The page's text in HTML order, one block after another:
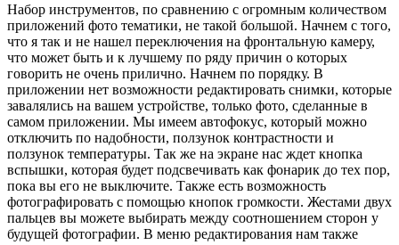
Набор инструментов, по сравнению с огромным количеством
приложений фото тематики, не такой большой. Начнем с того,
что я так и не нашел переключения на фронтальную камеру,
что может быть и к лучшему по ряду причин о которых
говорить не очень прилично. Начнем по порядку. В
приложении нет возможности редактировать снимки, которые
завалялись на вашем устройстве, только фото, сделанные в
самом приложении. Мы имеем автофокус, который можно
отключить по надобности, ползунок контрастности и
ползунок температуры. Так же на экране нас ждет кнопка
вспышки, которая будет подсвечивать как фонарик до тех пор,
пока вы его не выключите. Также есть возможность
фотографировать с помощью кнопок громкости. Жестами двух
пальцев вы можете выбирать между соотношением сторон у
будущей фотографии. В меню редактирования нам также